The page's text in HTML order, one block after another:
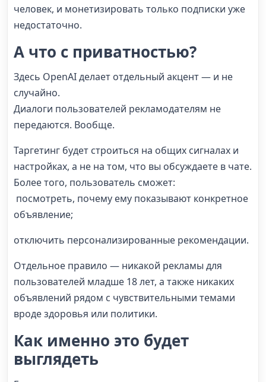
человек, и монетизировать только подписки уже
недостаточно.
А что с приватностью?
Здесь OpenAI делает отдельный акцент — и не
случайно.
Диалоги пользователей рекламодателям не
передаются. Вообще.
Таргетинг будет строиться на общих сигналах и
настройках, а не на том, что вы обсуждаете в чате.
Более того, пользователь сможет:
посмотреть, почему ему показывают конкретное
объявление;
отключить персонализированные рекомендации.
Отдельное правило — никакой рекламы для
пользователей младше 18 лет, а также никаких
объявлений рядом с чувствительными темами
вроде здоровья или политики.
Как именно это будет
выглядеть